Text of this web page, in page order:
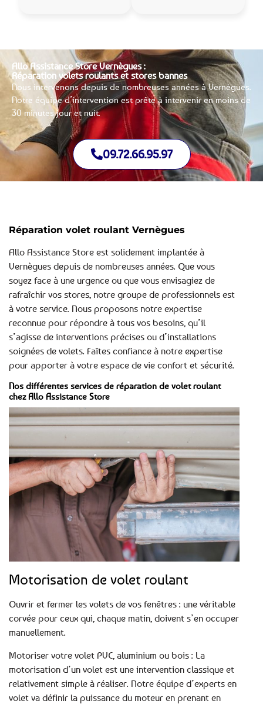
Allo Assistance Store Vernègues :
Réparation volets roulants et stores bannes
Nous intervenons depuis de nombreuses années à Vernègues.
Notre équipe d’intervention est prête à intervenir en moins de
30 minutes jour et nuit.
09.72.66.95.97
Réparation volet roulant Vernègues
Allo Assistance Store est solidement implantée à
Vernègues depuis de nombreuses années. Que vous
soyez face à une urgence ou que vous envisagiez de
rafraîchir vos stores, notre groupe de professionnels est
à votre service. Nous proposons notre expertise
reconnue pour répondre à tous vos besoins, qu’il
s’agisse de interventions précises ou d’installations
soignées de volets. Faîtes confiance à notre expertise
pour apporter à votre espace de vie confort et sécurité.
Nos différentes services de réparation de volet roulant
chez Allo Assistance Store
Motorisation de volet roulant
Ouvrir et fermer les volets de vos fenêtres : une véritable
corvée pour ceux qui, chaque matin, doivent s’en occuper
manuellement.
Motoriser votre volet PVC, aluminium ou bois : La
motorisation d’un volet est une intervention classique et
relativement simple à réaliser. Notre équipe d’experts en
volet va définir la puissance du moteur en prenant en